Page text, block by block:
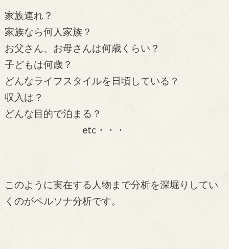
家族連れ？
家族なら何人家族？
お父さん、お母さんは何歳くらい？
子どもは何歳？
どんなライフスタイルを日頃している？
収入は？
どんな目的で泊まる？
etc・・・
このように実在する人物まで分析を深堀りしてい
くのがペルソナ分析です。